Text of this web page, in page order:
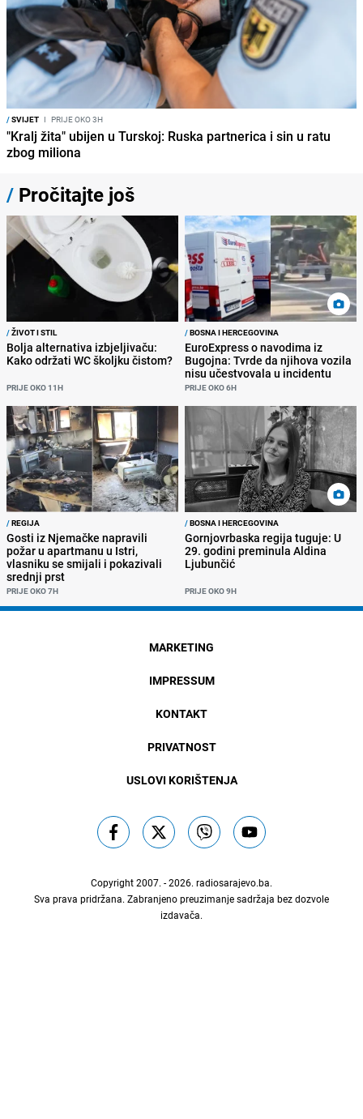
/SVIJET I PRIJE OKO 3H
"Kralj žita" ubijen u Turskoj: Ruska partnerica i sin u ratu
zbog miliona
/ Pročitajte još
/ŽIVOT I STIL
Bolja alternativa izbjeljivaču:
Kako održati WC školjku čistom?
PRIJE OKO 11H
/BOSNA I HERCEGOVINA
EuroExpress o navodima iz
Bugojna: Tvrde da njihova vozila
nisu učestvovala u incidentu
PRIJE OKO 6H
/REGIJA
Gosti iz Njemačke napravili
požar u apartmanu u Istri,
vlasniku se smijali i pokazivali
srednji prst
PRIJE OKO 7H
/BOSNA I HERCEGOVINA
Gornjovrbaska regija tuguje: U
29. godini preminula Aldina
Ljubunčić
PRIJE OKO 9H
MARKETING
IMPRESSUM
KONTAKT
PRIVATNOST
USLOVI KORIŠTENJA
Copyright 2007. - 2026. radiosarajevo.ba.
Sva prava pridržana. Zabranjeno preuzimanje sadržaja bez dozvole
izdavača.